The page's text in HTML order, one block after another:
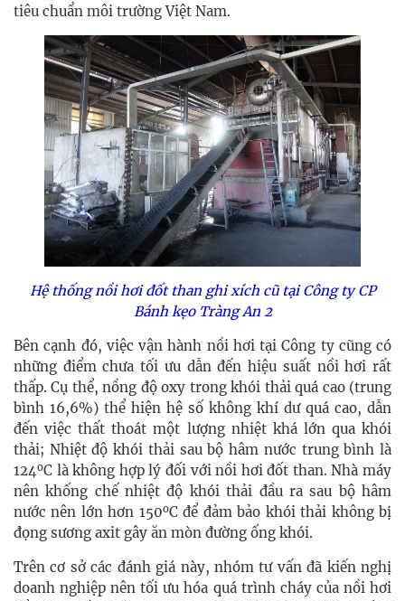
tiêu chuẩn môi trường Việt Nam.
Hệ thống nồi hơi đốt than ghi xích cũ tại Công ty CP
Bánh kẹo Tràng An 2
Bên cạnh đó, việc vận hành nồi hơi tại Công ty cũng có
những điểm chưa tối ưu dẫn đến hiệu suất nồi hơi rất
thấp. Cụ thể, nồng độ oxy trong khói thải quá cao (trung
bình 16,6%) thể hiện hệ số không khí dư quá cao, dẫn
đến việc thất thoát một lượng nhiệt khá lớn qua khói
thải; Nhiệt độ khói thải sau bộ hâm nước trung bình là
124oC là không hợp lý đối với nồi hơi đốt than. Nhà máy
nên khống chế nhiệt độ khói thải đầu ra sau bộ hâm
nước nên lớn hơn 150oC để đảm bảo khói thải không bị
đọng sương axit gây ăn mòn đường ống khói.
Trên cơ sở các đánh giá này, nhóm tư vấn đã kiến nghị
doanh nghiệp nên tối ưu hóa quá trình cháy của nồi hơi